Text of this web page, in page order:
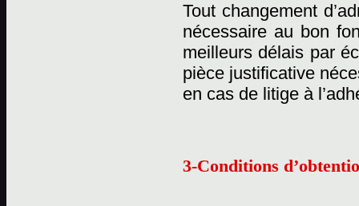
Tout changement
nécessaire au bon
meilleurs délais par
pièce justificative
en cas de litige à
3-Conditions